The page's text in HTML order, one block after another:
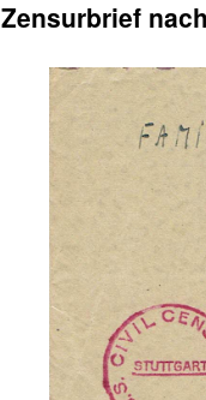
Zensurbrief